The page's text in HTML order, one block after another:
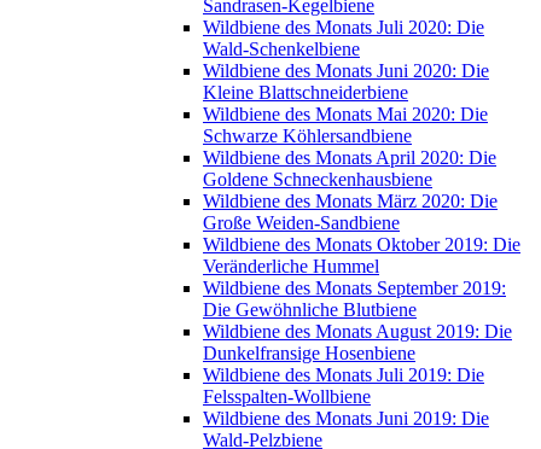
Sandrasen-Kegelbiene
Wildbiene des Monats Juli 2020: Die
Wald-Schenkelbiene
Wildbiene des Monats Juni 2020: Die
Kleine Blattschneiderbiene
Wildbiene des Monats Mai 2020: Die
Schwarze Köhlersandbiene
Wildbiene des Monats April 2020: Die
Goldene Schneckenhausbiene
Wildbiene des Monats März 2020: Die
Große Weiden-Sandbiene
Wildbiene des Monats Oktober 2019: Die
Veränderliche Hummel
Wildbiene des Monats September 2019:
Die Gewöhnliche Blutbiene
Wildbiene des Monats August 2019: Die
Dunkelfransige Hosenbiene
Wildbiene des Monats Juli 2019: Die
Felsspalten-Wollbiene
Wildbiene des Monats Juni 2019: Die
Wald-Pelzbiene